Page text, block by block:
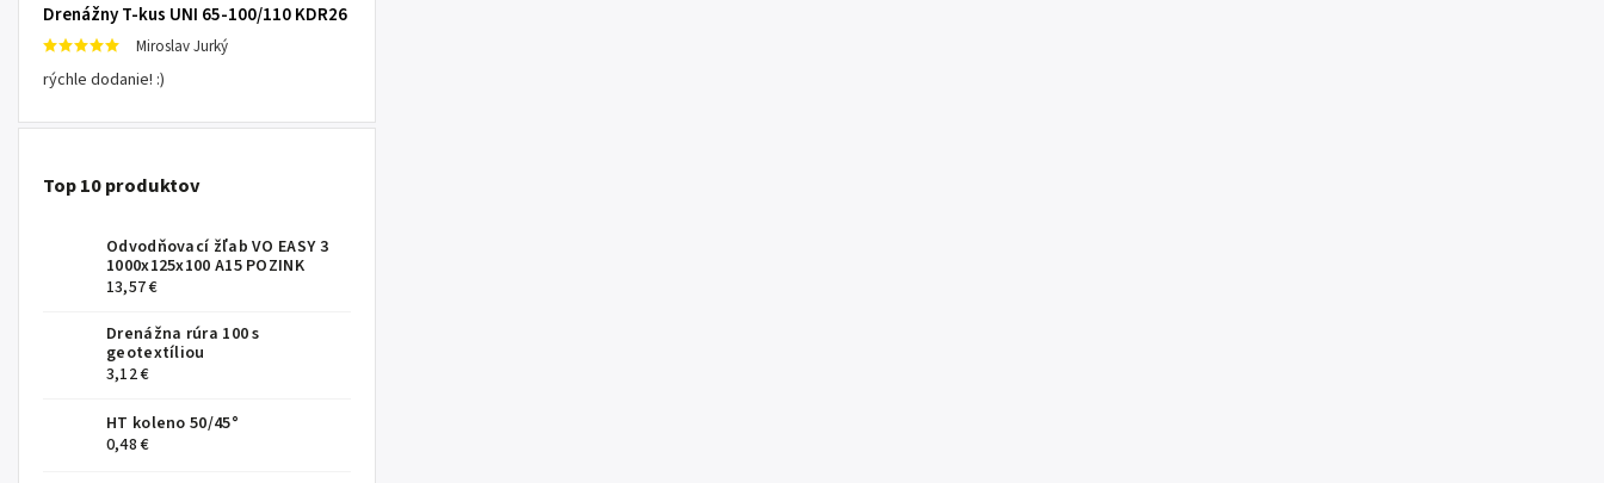
Drenážny T-kus UNI 65-100/110 KDR26
Miroslav Jurký
rýchle dodanie! :)
Top 10 produktov
Odvodňovací žľab VO EASY 3
1000x125x100 A15 POZINK
13,57 €
Drenážna rúra 100 s
geotextíliou
3,12 €
HT koleno 50/45°
0,48 €